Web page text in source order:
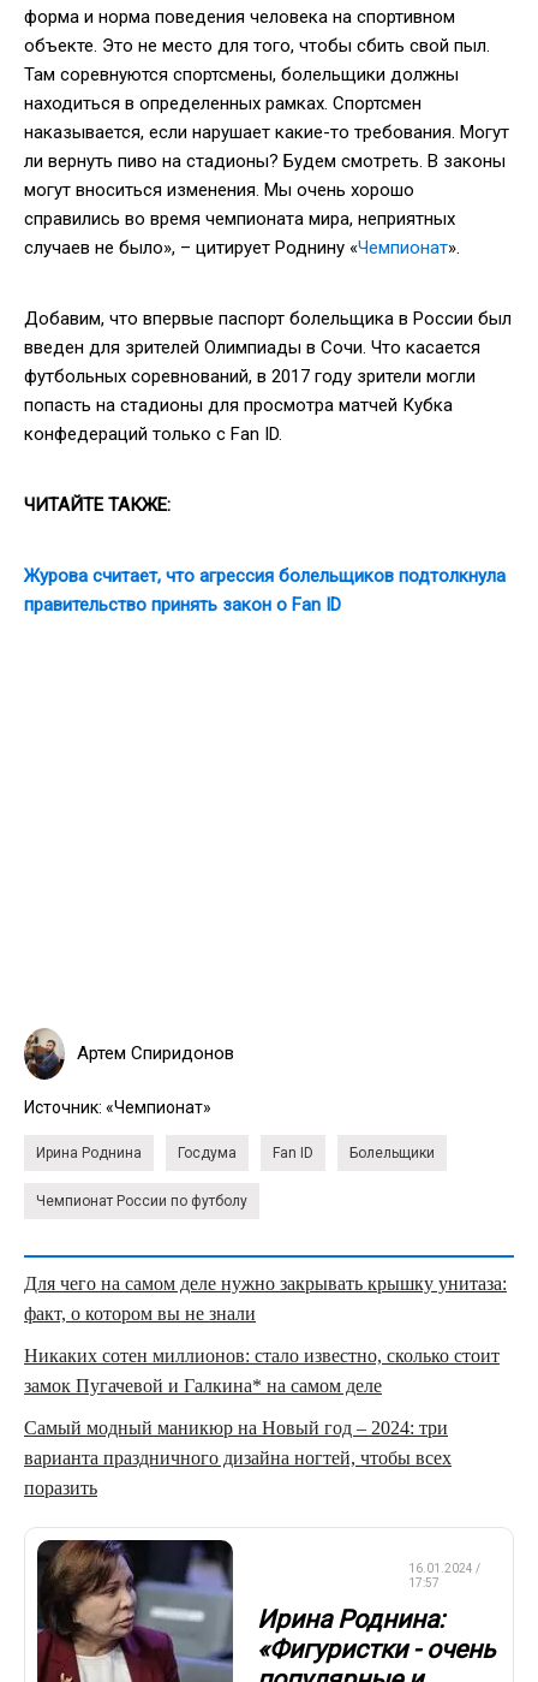
форма и норма поведения человека на спортивном
объекте. Это не место для того, чтобы сбить свой пыл.
Там соревнуются спортсмены, болельщики должны
находиться в определенных рамках. Спортсмен
наказывается, если нарушает какие-то требования. Могут
ли вернуть пиво на стадионы? Будем смотреть. В законы
могут вноситься изменения. Мы очень хорошо
справились во время чемпионата мира, неприятных
случаев не было», – цитирует Роднину «Чемпионат».
Добавим, что впервые паспорт болельщика в России был
введен для зрителей Олимпиады в Сочи. Что касается
футбольных соревнований, в 2017 году зрители могли
попасть на стадионы для просмотра матчей Кубка
конфедераций только с Fan ID.
ЧИТАЙТЕ ТАКЖЕ:
Журова считает, что агрессия болельщиков подтолкнула
правительство принять закон о Fan ID
Артем Спиридонов
Источник: «Чемпионат»
Ирина Роднина Госдума Fan ID Болельщики
Чемпионат России по футболу
Для чего на самом деле нужно закрывать крышку унитаза:
факт, о котором вы не знали
Никаких сотен миллионов: стало известно, сколько стоит
замок Пугачевой и Галкина* на самом деле
Самый модный маникюр на Новый год – 2024: три
варианта праздничного дизайна ногтей, чтобы всех
поразить
16.01.2024 /
17:57
Ирина Роднина:
«Фигуристки - очень